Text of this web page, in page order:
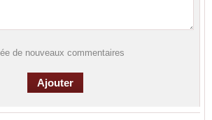
de nouveaux commentaires